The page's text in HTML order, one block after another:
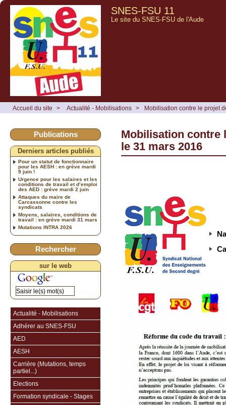
SNES-FSU 11
Le site du SNES-FSU de l'Aude
Accueil du site > Actualité - Mobilisations > Mobilisation contre le projet
Mobilisation contre
le 31 mars 2016
Publications
Derniers articles publiés
Pour un statut de fonctionnaire
pour les AESH : en grève mardi
9 juin !
Urgence pour les salaires et les
conditions de travail et d’emploi
des AED : grève mardi 2 juin
Attaques du maire de
Carcassonne contre les
syndicats
Moyens, salaires, conditions de
travail : en grève mardi 31 mars
Mutations INTRA 2026
Rechercher
sur le web
Actualité - Mobilisations
Adhérer au SNES-FSU
AED
AESH
Carrière (Mutations, temps
partiel...)
Elections
Formation syndicale - Stages